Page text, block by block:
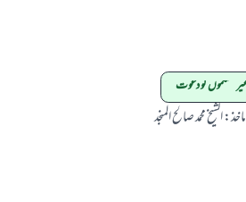
غیر مسلموں کو دعوت
ماخذ:الشیخ محمد صالح المنجد